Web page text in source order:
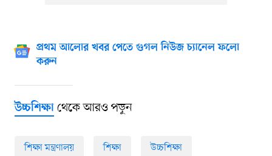
প্রথম আলোর খবর পেতে গুগল নিউজ চ্যানেল ফলো
করুন
উচ্চশিক্ষাথেকে আরও পড়ুন
শিক্ষা মন্ত্রণালয় শিক্ষা উচ্চশিক্ষা